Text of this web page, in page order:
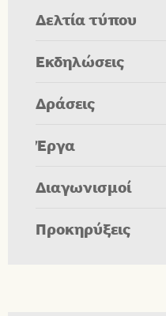
Δελτία τύπου
Εκδηλώσεις
Δράσεις
Έργα
Διαγωνισμοί
Προκηρύξεις